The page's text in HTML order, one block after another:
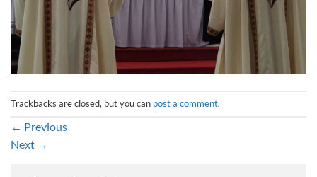
Trackbacks are closed, but you can post a comment.
← Previous
Next →